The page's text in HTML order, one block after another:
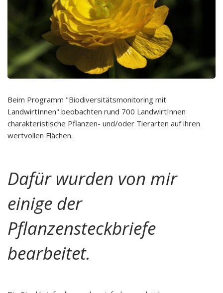
Beim Programm "Biodiversitätsmonitoring mit
LandwirtInnen" beobachten rund 700 LandwirtInnen
charakteristische Pflanzen- und/oder Tierarten auf ihren
wertvollen Flächen.
Dafür wurden von mir
einige der
Pflanzensteckbriefe
bearbeitet.